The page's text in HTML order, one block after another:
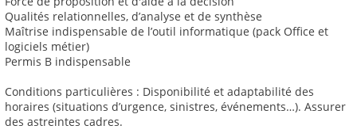
Qualités relationnelles, d’analyse et de synthèse
Maîtrise indispensable de l’outil informatique (pack Office et
logiciels métier)
Permis B indispensable
Conditions particulières : Disponibilité et adaptabilité des
horaires (situations d’urgence, sinistres, événements…). Assurer
des astreintes cadres.